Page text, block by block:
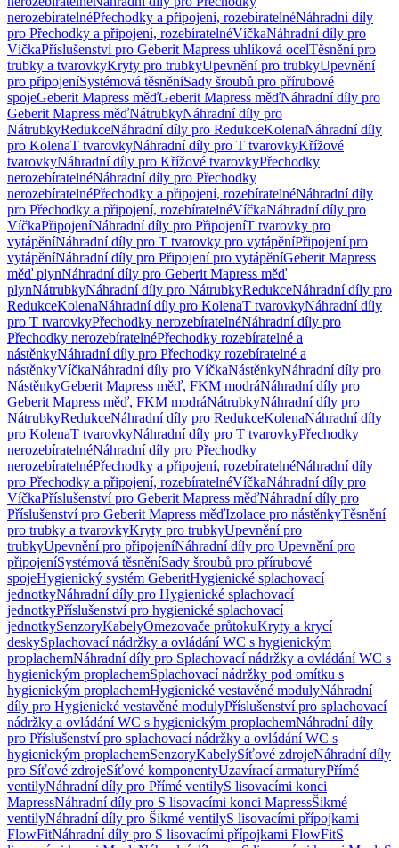
nerozebíratelnéPřechodky a připojení, rozebíratelnéNáhradní díly
pro Přechodky a připojení, rozebíratelnéVíčkaNáhradní díly pro
VíčkaPříslušenství pro Geberit Mapress uhlíková ocelTěsnění pro
trubky a tvarovkyKryty pro trubkyUpevnění pro trubkyUpevnění
pro připojeníSystémová těsněníSady šroubů pro přírubové
spojeGeberit Mapress měďGeberit Mapress měďNáhradní díly pro
Geberit Mapress měďNátrubkyNáhradní díly pro
NátrubkyRedukceNáhradní díly pro RedukceKolenaNáhradní díly
pro KolenaT tvarovkyNáhradní díly pro T tvarovkyKřížové
tvarovkyNáhradní díly pro Křížové tvarovkyPřechodky
nerozebíratelnéNáhradní díly pro Přechodky
nerozebíratelnéPřechodky a připojení, rozebíratelnéNáhradní díly
pro Přechodky a připojení, rozebíratelnéVíčkaNáhradní díly pro
VíčkaPřipojeníNáhradní díly pro PřipojeníT tvarovky pro
vytápěníNáhradní díly pro T tvarovky pro vytápěníPřipojení pro
vytápěníNáhradní díly pro Připojení pro vytápěníGeberit Mapress
měď plynNáhradní díly pro Geberit Mapress měď
plynNátrubkyNáhradní díly pro NátrubkyRedukceNáhradní díly pro
RedukceKolenaNáhradní díly pro KolenaT tvarovkyNáhradní díly
pro T tvarovkyPřechodky nerozebíratelnéNáhradní díly pro
Přechodky nerozebíratelnéPřechodky rozebíratelné a
nástěnkyNáhradní díly pro Přechodky rozebíratelné a
nástěnkyVíčkaNáhradní díly pro VíčkaNástěnkyNáhradní díly pro
NástěnkyGeberit Mapress měď, FKM modráNáhradní díly pro
Geberit Mapress měď, FKM modráNátrubkyNáhradní díly pro
NátrubkyRedukceNáhradní díly pro RedukceKolenaNáhradní díly
pro KolenaT tvarovkyNáhradní díly pro T tvarovkyPřechodky
nerozebíratelnéNáhradní díly pro Přechodky
nerozebíratelnéPřechodky a připojení, rozebíratelnéNáhradní díly
pro Přechodky a připojení, rozebíratelnéVíčkaNáhradní díly pro
VíčkaPříslušenství pro Geberit Mapress měďNáhradní díly pro
Příslušenství pro Geberit Mapress měďIzolace pro nástěnkyTěsnění
pro trubky a tvarovkyKryty pro trubkyUpevnění pro
trubkyUpevnění pro připojeníNáhradní díly pro Upevnění pro
připojeníSystémová těsněníSady šroubů pro přírubové
spojeHygienický systém GeberitHygienické splachovací
jednotkyNáhradní díly pro Hygienické splachovací
jednotkyPříslušenství pro hygienické splachovací
jednotkySenzoryKabelyOmezovače průtokuKryty a krycí
deskySplachovací nádržky a ovládání WC s hygienickým
proplachemNáhradní díly pro Splachovací nádržky a ovládání WC s
hygienickým proplachemSplachovací nádržky pod omítku s
hygienickým proplachemHygienické vestavěné modulyNáhradní
díly pro Hygienické vestavěné modulyPříslušenství pro splachovací
nádržky a ovládání WC s hygienickým proplachemNáhradní díly
pro Příslušenství pro splachovací nádržky a ovládání WC s
hygienickým proplachemSenzoryKabelySíťové zdrojeNáhradní díly
pro Síťové zdrojeSíťové komponentyUzavírací armaturyPřímé
ventilyNáhradní díly pro Přímé ventilyS lisovacími konci
MapressNáhradní díly pro S lisovacími konci MapressŠikmé
ventilyNáhradní díly pro Šikmé ventilyS lisovacími přípojkami
FlowFitNáhradní díly pro S lisovacími přípojkami FlowFitS